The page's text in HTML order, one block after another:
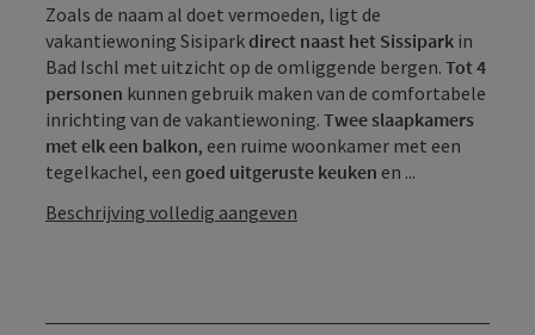
Zoals de naam al doet vermoeden, ligt de
vakantiewoning Sisiparkdirect naast het Sissipark in
Bad Ischl met uitzicht op de omliggende bergen. Tot 4
personen kunnen gebruik maken van de comfortabele
inrichting van de vakantiewoning. Twee slaapkamers
met elk een balkon, een ruime woonkamer met een
tegelkachel, een goed uitgeruste keuken en ...
Beschrijving volledig aangeven